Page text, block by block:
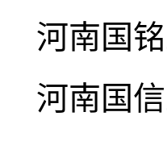
河南国
河南国